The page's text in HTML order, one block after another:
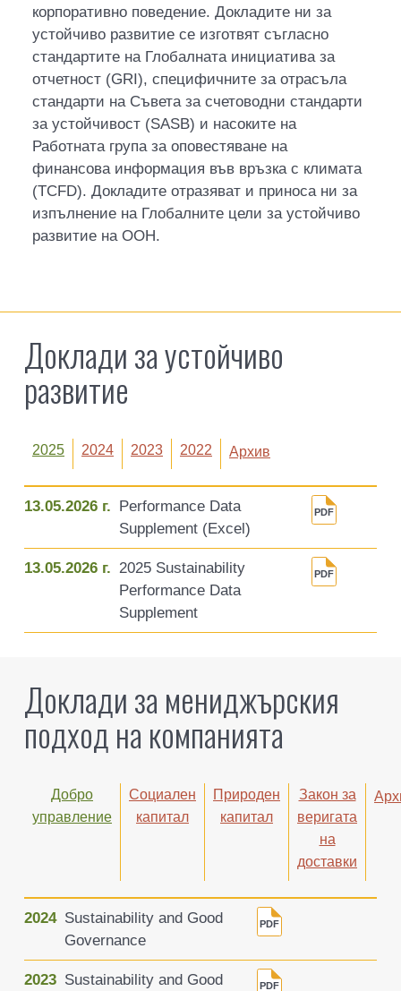
корпоративно поведение. Докладите ни за
устойчиво развитие се изготвят съгласно
стандартите на Глобалната инициатива за
отчетност (GRI), специфичните за отрасъла
стандарти на Съвета за счетоводни стандарти
за устойчивост (SASB) и насоките на
Работната група за оповестяване на
финансова информация във връзка с климата
(TCFD). Докладите отразяват и приноса ни за
изпълнение на Глобалните цели за устойчиво
развитие на ООН.
Доклади за устойчиво
развитие
2025 2024 2023 2022 Архив
13.05.2026 г.
Performance Data
Supplement (Excel)
13.05.2026 г. 2025 Sustainability
Performance Data
Supplement
Доклади за мениджърския
подход на компанията
Добро
управление
Социален
капитал
Природен
капитал
Закон за
веригата
на
доставки
2024 Sustainability and Good
Governance
2023 Sustainability and Good